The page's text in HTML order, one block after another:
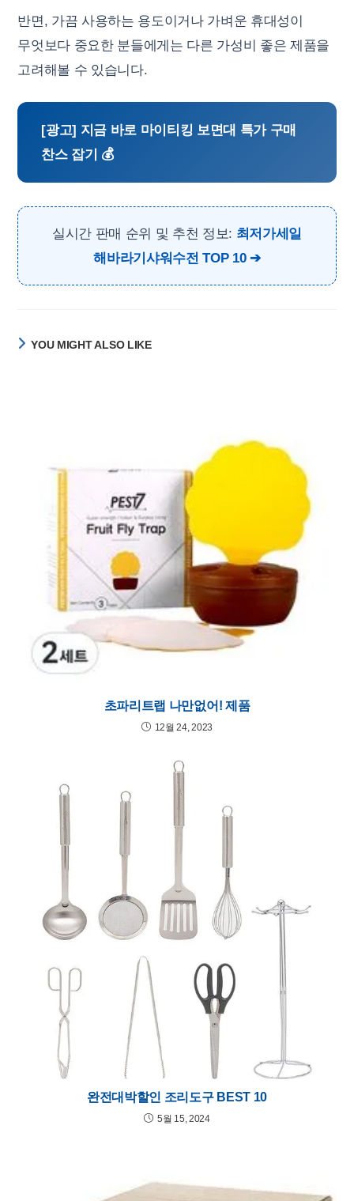
반면, 가끔 사용하는 용도이거나 가벼운 휴대성이
무엇보다 중요한 분들에게는 다른 가성비 좋은 제품을
고려해볼 수 있습니다.
[광고] 지금 바로 마이티킹 보면대 특가 구매
찬스 잡기 💰
실시간 판매 순위 및 추천 정보: 최저가세일
해바라기샤워수전 TOP 10
YOU MIGHT ALSO LIKE
초파리트랩 나만없어! 제품
12월 24, 2023
완전대박할인 조리도구 BEST 10
5월 15, 2024